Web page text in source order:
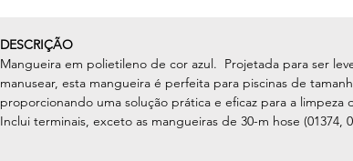
DESCRIÇÃO
Mangueira em polietileno de cor azul. Projetada para ser
manusear, esta mangueira é perfeita para piscinas de
proporcionando uma solução prática e eficaz para a limpeza
Inclui terminais, exceto as mangueiras de 30-m hose (01374,